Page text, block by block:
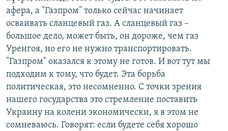
афера, а "Газпром" только сейчас начинает
осваивать сланцевый газ. А сланцевый газ –
большое дело, может быть, он дороже, чем газ
Уренгоя, но его не нужно транспортировать.
"Газпром" оказался к этому не готов. И вот тут мы
подходим к тому, что будет. Эта борьба
политическая, это несомненно. С точки зрения
нашего государства это стремление поставить
Украину на колени экономически, я в этом не
сомневаюсь. Говорят: если будете себя хорошо